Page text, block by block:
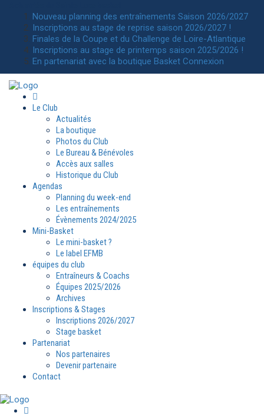
Nouveau planning des entraînements Saison 2026/2027
Inscriptions au stage de reprise saison 2026/2027 !
Finales de la Coupe et du Challenge de Loire-Atlantique
Inscriptions au stage de printemps saison 2025/2026 !
En partenariat avec la boutique Basket Connexion
Le Club
Actualités
La boutique
Photos du Club
Le Bureau & Bénévoles
Accès aux salles
Historique du Club
Agendas
Planning du week-end
Les entraînements
Évènements 2024/2025
Mini-Basket
Le mini-basket ?
Le label EFMB
équipes du club
Entraîneurs & Coachs
Équipes 2025/2026
Archives
Inscriptions & Stages
Inscriptions 2026/2027
Stage basket
Partenariat
Nos partenaires
Devenir partenaire
Contact